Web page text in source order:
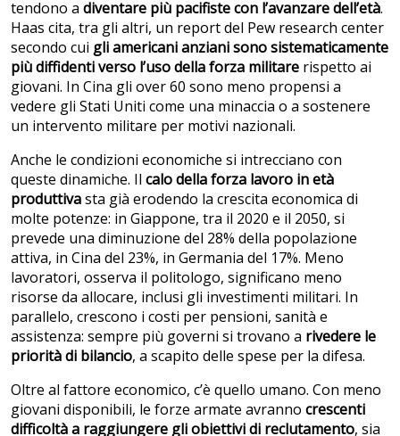
tendono a diventare più pacifiste con l’avanzare dell’età.
Haas cita, tra gli altri, un report del Pew research center
secondo cui gli americani anziani sono sistematicamente
più diffidenti verso l’uso della forza militare rispetto ai
giovani. In Cina gli over 60 sono meno propensi a
vedere gli Stati Uniti come una minaccia o a sostenere
un intervento militare per motivi nazionali.
Anche le condizioni economiche si intrecciano con
queste dinamiche. Il calo della forza lavoro in età
produttivasta già erodendo la crescita economica di
molte potenze: in Giappone, tra il 2020 e il 2050, si
prevede una diminuzione del 28% della popolazione
attiva, in Cina del 23%, in Germania del 17%. Meno
lavoratori, osserva il politologo, significano meno
risorse da allocare, inclusi gli investimenti militari. In
parallelo, crescono i costi per pensioni, sanità e
assistenza: sempre più governi si trovano a rivedere le
priorità di bilancio, a scapito delle spese per la difesa.
Oltre al fattore economico, c’è quello umano. Con meno
giovani disponibili, le forze armate avranno crescenti
difficoltà a raggiungere gli obiettivi di reclutamento, sia